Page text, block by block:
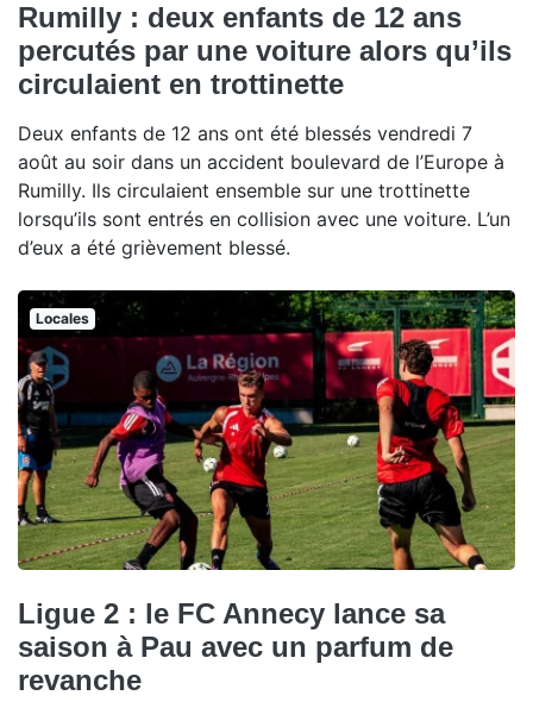
Rumilly : deux enfants de 12 ans
percutés par une voiture alors qu’ils
circulaient en trottinette
Deux enfants de 12 ans ont été blessés vendredi 7
août au soir dans un accident boulevard de l’Europe à
Rumilly. Ils circulaient ensemble sur une trottinette
lorsqu’ils sont entrés en collision avec une voiture. L’un
d’eux a été grièvement blessé.
Locales
Ligue 2 : le FC Annecy lance sa
saison à Pau avec un parfum de
revanche